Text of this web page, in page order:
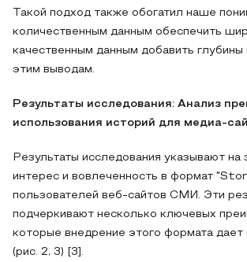
Такой подход также обогатил наше
количественным данным обеспечить
качественным данным добавить глубины
этим выводам.
Результаты исследования: Анализ
использования историй для медиа-
Результаты исследования указывают на
интерес и вовлеченность в формат
пользователей веб-сайтов СМИ. Эти
подчеркивают несколько ключевых
которые внедрение этого формата
(рис. 2, 3) [3].